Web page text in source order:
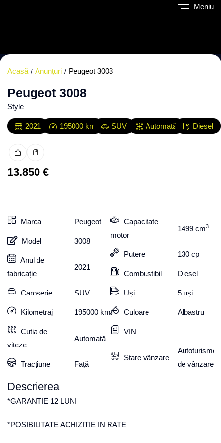
Meniu
Acasă Anunțuri Peugeot 3008
Peugeot 3008
Style
2021 195000 km SUV Automată Diesel
13.850 €
Marca Peugeot
Model 3008
Anul de
fabricație
2021
Caroserie SUV
Kilometraj 195000 km
Cutia de
viteze
Automată
Tracțiune Față
Capacitate
motor
1499 cm3
Putere 130 cp
Combustibil Diesel
Uși 5 uși
Culoare Albastru
VIN
Stare vânzare
Autoturisme
de vânzare
Descrierea
*GARANTIE 12 LUNI
*POSIBILITATE ACHIZITIE IN RATE